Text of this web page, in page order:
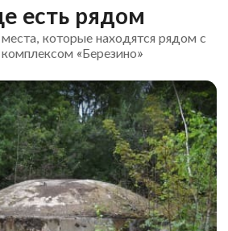
есть рядом
которые находятся рядом с
«Березино»